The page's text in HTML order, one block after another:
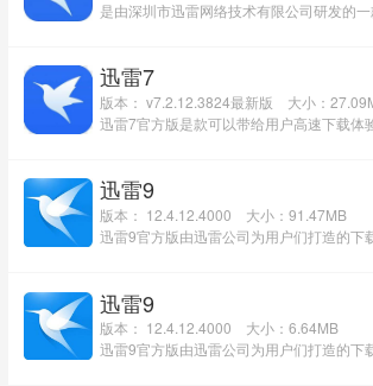
迅雷7
版本： v7.2.12.3824最新版
大小：
迅雷9
版本： 12.4.12.4000
大小：91.47MB
迅雷9
版本： 12.4.12.4000
大小：6.64MB